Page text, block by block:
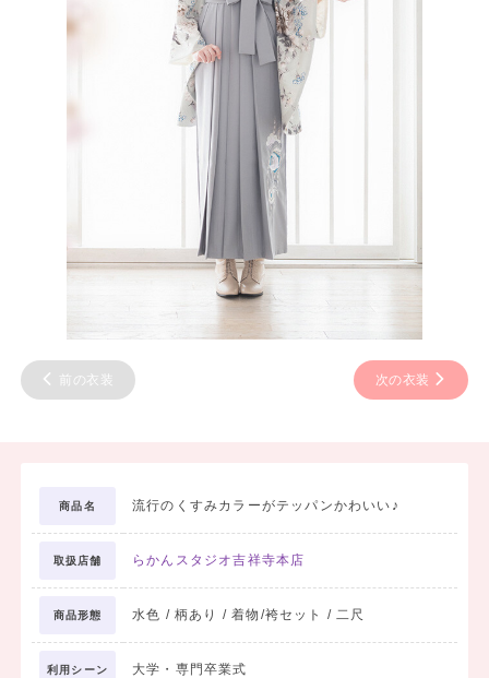
前の衣装 次の衣装
商品名 流行のくすみカラーがテッパンかわいい♪
取扱店舗 らかんスタジオ吉祥寺本店
商品形態 水色 / 柄あり / 着物/袴セット / 二尺
利用シーン 大学・専門卒業式